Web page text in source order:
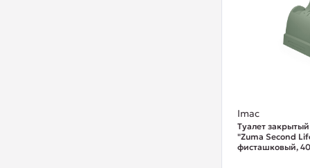
Imac
Туалет
"Zuma Second
фисташковый,